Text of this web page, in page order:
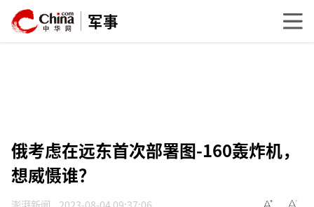
军事
俄考虑在远东首次部署图-160轰炸机，
想威慑谁？